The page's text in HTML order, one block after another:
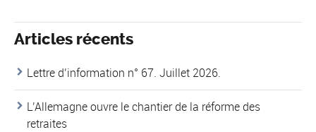
Articles récents
Lettre d’information n° 67. Juillet 2026.
L’Allemagne ouvre le chantier de la réforme des
retraites